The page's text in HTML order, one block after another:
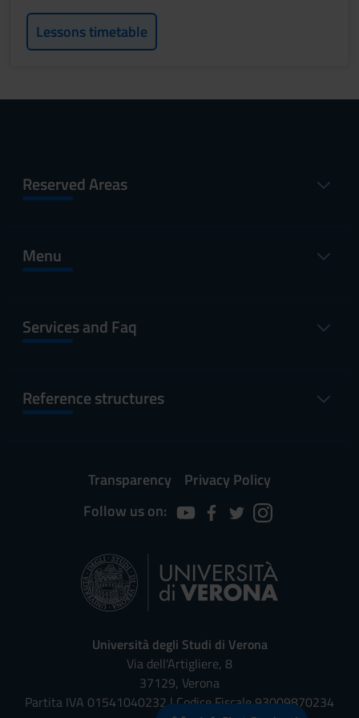
Lessons timetable
Reserved Areas
Menu
Services and Faq
Reference structures
Transparency
Privacy Policy
Follow us on:
Università degli Studi di Verona
Via dell'Artigliere, 8
37129, Verona
Partita IVA 01541040232 | Codice Fiscale 93009870234